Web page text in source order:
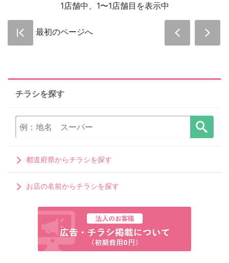
1店舗中、1〜1店舗目を表示中
最初のページへ
チラシを探す
都道府県からチラシを探す
お店の名前からチラシを探す